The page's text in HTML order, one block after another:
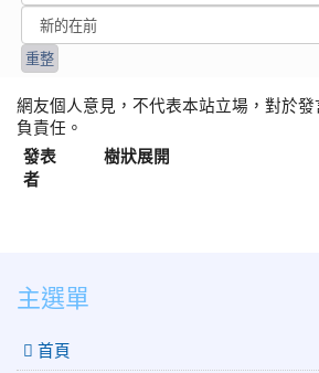
網友個人意見，不代表本站立場，對於
負責任。
發表
者
樹狀展開
主選單
 首頁